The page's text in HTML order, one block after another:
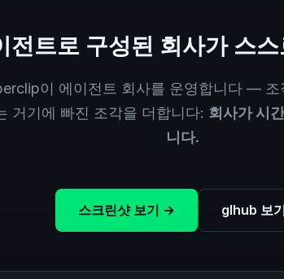
전트로 구성된 회사가 스
이 에이전트 회사를 운영합니다 — 조
거기에 빠진 조각을 더합니다: 회사가 시
니다.
스크린샷 보기 → glhub 보